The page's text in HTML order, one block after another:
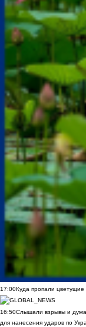
17:00Куда пропали
16:50Слышали взрывы и
для нанесения ударов по